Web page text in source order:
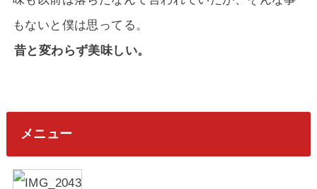
もないと僕は思ってる。
昔と変わらず美味しい。
メニュー